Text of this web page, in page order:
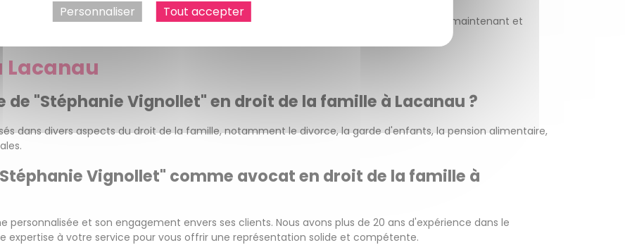
partenaire juridique de confiance en droit de la famille à Lacanau. Contactez-nous dès maintenant et
vos affaires familiales.
Lacanau
de "Stéphanie Vignollet" en droit de la famille à Lacanau ?
dans divers aspects du droit de la famille, notamment le divorce, la garde d'enfants, la pension alimentaire,
Vignollet" comme avocat en droit de la famille à
personnalisée et son engagement envers ses clients. Nous avons plus de 20 ans d'expérience dans le
à votre service pour vous offrir une représentation solide et compétente.
Tout accepter
Personnaliser